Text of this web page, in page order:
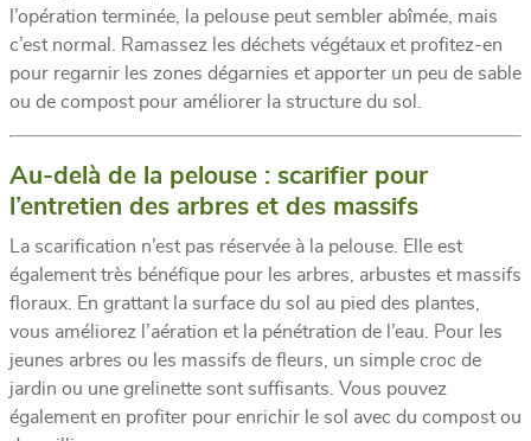
l’opération terminée, la pelouse peut sembler abîmée, mais
c’est normal. Ramassez les déchets végétaux et profitez-en
pour regarnir les zones dégarnies et apporter un peu de sable
ou de compost pour améliorer la structure du sol.
Au-delà de la pelouse : scarifier pour
l’entretien des arbres et des massifs
La scarification n’est pas réservée à la pelouse. Elle est
également très bénéfique pour les arbres, arbustes et massifs
floraux. En grattant la surface du sol au pied des plantes,
vous améliorez l’aération et la pénétration de l’eau. Pour les
jeunes arbres ou les massifs de fleurs, un simple croc de
jardin ou une grelinette sont suffisants. Vous pouvez
également en profiter pour enrichir le sol avec du compost ou